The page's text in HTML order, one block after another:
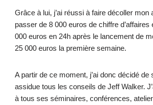
Grâce à lui, j’ai réussi à faire décoller mon
passer de 8 000 euros de chiffre d’affaires
000 euros en 24h après le lancement de
25 000 euros la première semaine.
A partir de ce moment, j’ai donc décidé de
assidue tous les conseils de Jeff Walker.
à tous ses séminaires, conférences,